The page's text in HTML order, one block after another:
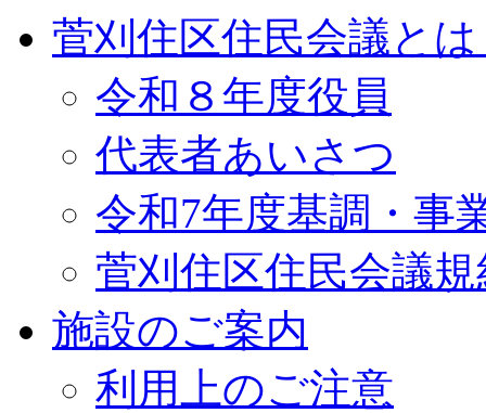
菅刈住区住民会議と
令和８年度役員
代表者あいさつ
令和7年度基調・事
菅刈住区住民会議規
施設のご案内
利用上のご注意